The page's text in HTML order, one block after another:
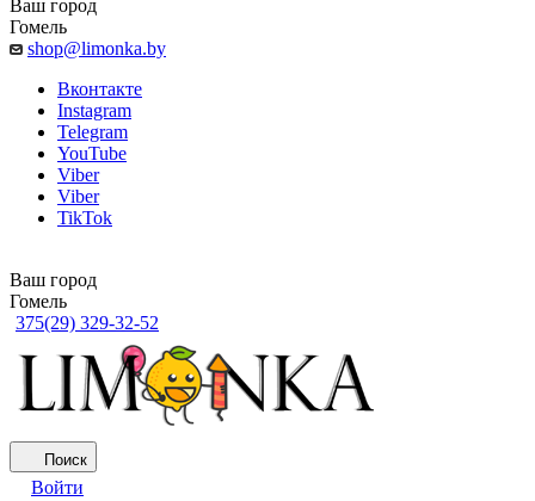
Ваш город
Гомель
shop@limonka.by
Вконтакте
Instagram
Telegram
YouTube
Viber
Viber
TikTok
Ваш город
Гомель
375(29) 329-32-52
Поиск
Войти